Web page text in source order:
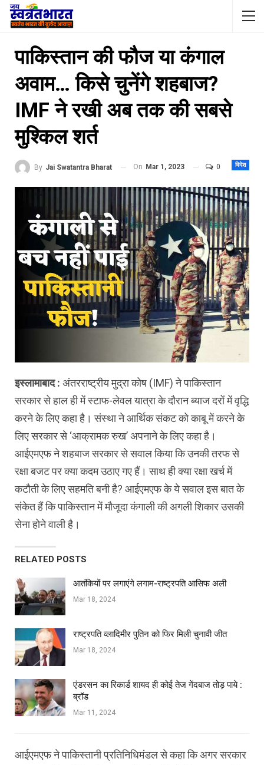
पाकिस्तान की फौज या कंगाल
अवाम… किसे चुनेंगे शहबाज?
IMF ने रखी अब तक की सबसे
मुश्किल शर्त
विदेश
By Jai Swatantra Bharat On Mar 1, 2023 0
इस्लामाबाद : अंतरराष्ट्रीय मुद्रा कोष (IMF) ने पाकिस्तान
सरकार से हाल ही में स्टाफ-लेवल यात्रा के दौरान ब्याज दरों में वृद्धि
करने के लिए कहा है। संस्था ने आर्थिक संकट को काबू में करने के
लिए सरकार से ‘आक्रामक रुख’ अपनाने के लिए कहा है।
आईएमएफ ने शहबाज सरकार से सवाल किया कि उनकी तरफ से
रक्षा बजट पर क्या कदम उठाए गए हैं। साथ ही क्या रक्षा खर्च में
कटौती के लिए सहमति बनी है? आईएमएफ के ये सवाल इस बात के
संकेत हैं कि पाकिस्तान में मौजूदा कंगाली की अगली शिकार उसकी
सेना होने वाली है।
RELATED POSTS
आतंकियों पर लगाएंगे लगाम-राष्ट्रपति आसिफ अली
Mar 18, 2024
राष्ट्रपति व्लादिमीर पुतिन को फिर मिली चुनावी जीत
Mar 18, 2024
एंडरसन का रिकार्ड शायद ही कोई तेज गेंदबाज तोड़ पाये :
ब्रॉड
Mar 11, 2024
आईएमएफ ने पाकिस्तानी प्रतिनिधिमंडल से कहा कि अगर सरकार